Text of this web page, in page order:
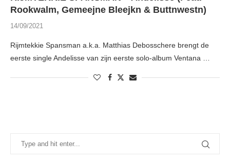
Rookwalm, Gemeejne Bleejkn & Buttnwestn)
14/09/2021
Rijmtekkie Spansman a.k.a. Matthias Debosschere brengt de
eerste single Andelisse van zijn eerste solo-album Ventana …